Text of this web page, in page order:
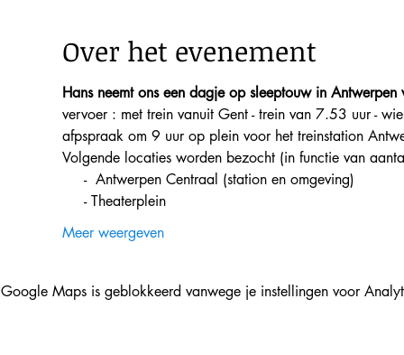
Over het evenement
Hans neemt ons een dagje op sleeptouw in
vervoer : met trein vanuit Gent - trein van 7.53 uur -
afpspraak om 9 uur op plein voor het treinstation
Volgende locaties worden bezocht (in functie van
-  Antwerpen Centraal (station en omgeving)
- Theaterplein
Meer weergeven
Google Maps is geblokkeerd vanwege je instellingen voor